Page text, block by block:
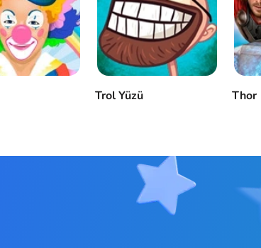
Trol Yüzü Thor